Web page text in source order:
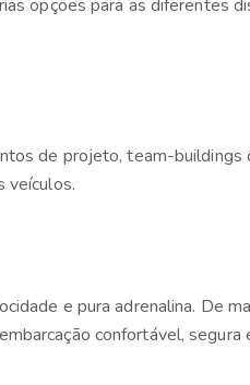
opções para as diferentes
de projeto, team-buildings
veículos.
e pura adrenalina. De
confortável, segura